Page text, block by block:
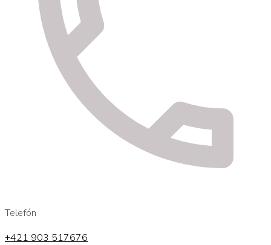
Telefón
+421 903 517676